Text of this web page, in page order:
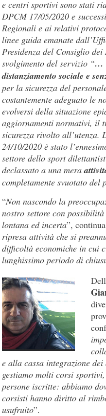
e centri sportivi sono stati
DPCM 17/05/2020 e
Regionali e ai relativi
linee guida emanate
Presidenza del Consiglio
svolgimento del servizio “…
distanziamento sociale e
per la sicurezza del
costantemente adeguato le
evolversi della situazione
aggiornamenti normativi, il
sicurezza rivolto all’utenza.
24/10/2020 è stato
settore dello sport
declassato a una mera
completamente svuotato
“Non nascondo la
nostro settore con
lontana ed incerta”,
ripresa attività che si
difficoltà economiche in cui
lunghissimo periodo di
e alla cassa integrazione
gestiamo molti corsi
persone iscritte: abbiamo
corsisti hanno diritto al
usufruito”.